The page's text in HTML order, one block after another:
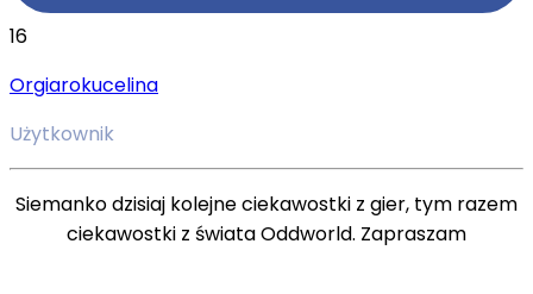
16
Orgiarokucelina
Użytkownik
Siemanko dzisiaj kolejne ciekawostki z gier, tym razem
ciekawostki z świata Oddworld. Zapraszam